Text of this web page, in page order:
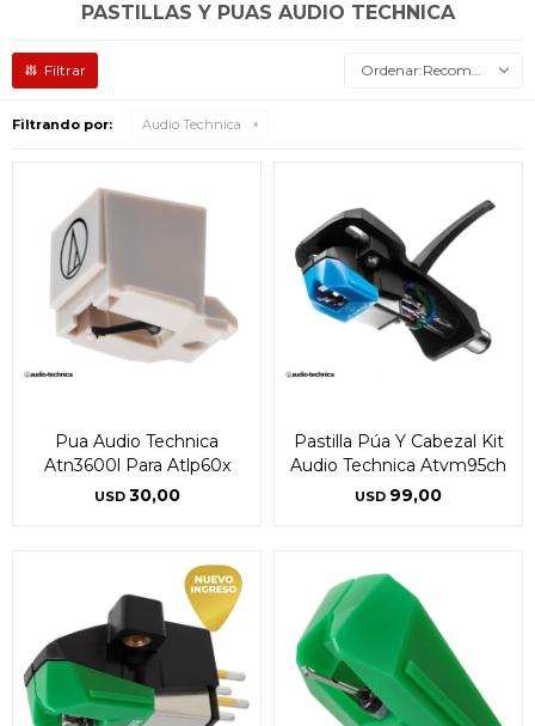
PASTILLAS Y PUAS AUDIO TECHNICA
Recomendados
Filtrando por: Audio Technica
Pua Audio Technica
Atn3600l Para Atlp60x
USD 30,00
Pastilla Púa Y Cabezal Kit
Audio Technica Atvm95ch
USD 99,00